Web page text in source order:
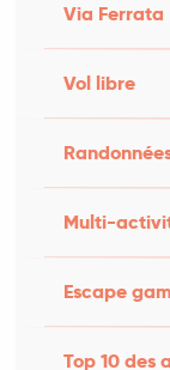
Via Ferrata
Vol libre
Multi-
Escape
Top 10 des
à la